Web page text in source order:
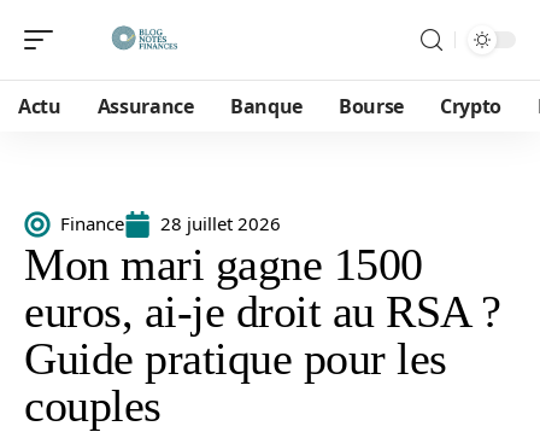
Actu Assurance Banque Bourse Crypto
Finance 28 juillet 2026
Mon mari gagne 1500
euros, ai-je droit au RSA ?
Guide pratique pour les
couples